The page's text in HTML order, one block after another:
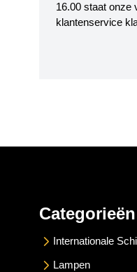
16.00 staat onze
klantenservice
Categorieën
Internationale
Lampen